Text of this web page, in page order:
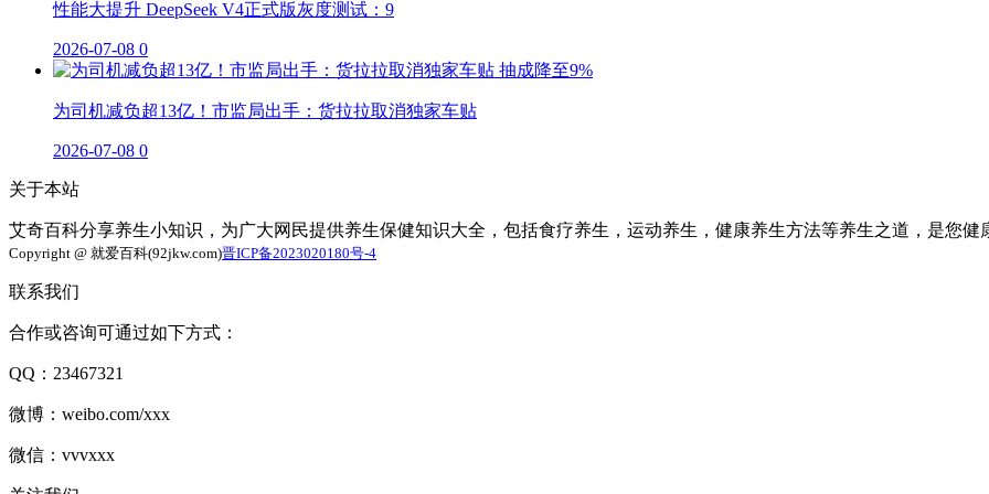
性能大提升 DeepSeek V4正式版灰度测试：9
2026-07-08 0
为司机减负超13亿！市监局出手：货拉拉取消独家车贴
2026-07-08 0
关于本站
艾奇百科分享养生小知识，为广大网民提供养生保健知识大全，包括食疗养生，运动养生，健康养生方法等养生之道，是您健
Copyright @ 就爱百科(92jkw.com)晋ICP备2023020180号-4
联系我们
合作或咨询可通过如下方式：
QQ：23467321
微博：weibo.com/xxx
微信：vvvxxx